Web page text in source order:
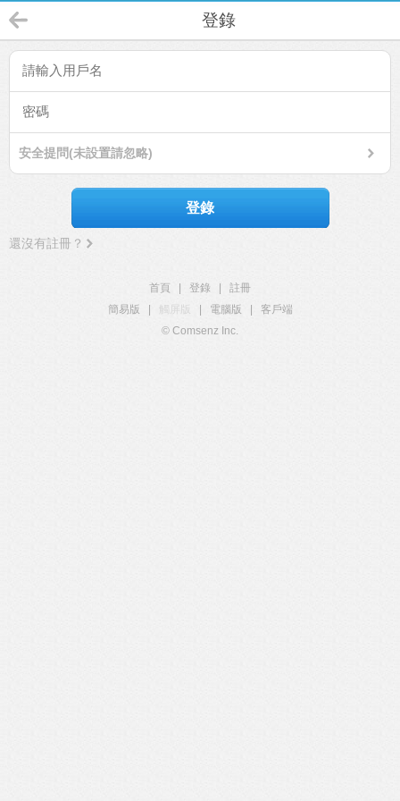
登錄
安全提問(未設置請忽略)
登錄
還沒有註冊？
首頁 登錄
註冊
簡易版
觸屏版 電腦版
客戶端
© Comsenz Inc.